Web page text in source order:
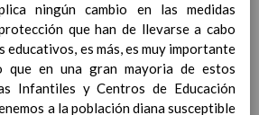
Contexto
propios para la mejora del rendimiento
ningún cambio en las medidas
que han de llevarse a cabo
educativos, es más, es muy importante
que en una gran mayoria de estos
Infantiles y Centros de Educación
a la población diana susceptible